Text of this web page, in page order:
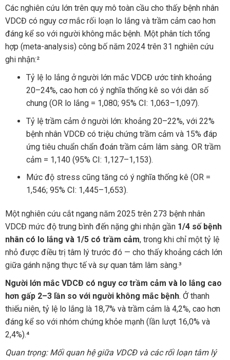
Các nghiên cứu lớn trên quy mô toàn cầu cho thấy bệnh nhân
VDCĐ có nguy cơ mắc rối loạn lo lắng và trầm cảm cao hơn
đáng kể so với người không mắc bệnh. Một phân tích tổng
hợp (meta-analysis) công bố năm 2024 trên 31 nghiên cứu
ghi nhận:²
Tỷ lệ lo lắng ở người lớn mắc VDCĐ ước tính khoảng
20–24%, cao hơn có ý nghĩa thống kê so với dân số
chung (OR lo lắng = 1,080; 95% CI: 1,063–1,097).
Tỷ lệ trầm cảm ở người lớn: khoảng 20–22%, với 22%
bệnh nhân VDCĐ có triệu chứng trầm cảm và 15% đáp
ứng tiêu chuẩn chẩn đoán trầm cảm lâm sàng. OR trầm
cảm = 1,140 (95% CI: 1,127–1,153).
Mức độ stress cũng tăng có ý nghĩa thống kê (OR =
1,546; 95% CI: 1,445–1,653).
Một nghiên cứu cắt ngang năm 2025 trên 273 bệnh nhân
VDCĐ mức độ trung bình đến nặng ghi nhận gần 1/4 số bệnh
nhân có lo lắng và 1/5 có trầm cảm, trong khi chỉ một tỷ lệ
nhỏ được điều trị tâm lý trước đó — cho thấy khoảng cách lớn
giữa gánh nặng thực tế và sự quan tâm lâm sàng.³
Người lớn mắc VDCĐ có nguy cơ trầm cảm và lo lắng cao
hơn gấp 2–3 lần so với người không mắc bệnh. Ở thanh
thiếu niên, tỷ lệ lo lắng là 18,7% và trầm cảm là 4,2%, cao hơn
đáng kể so với nhóm chứng khỏe mạnh (lần lượt 16,0% và
2,4%).⁴
Quan trọng: Mối quan hệ giữa VDCĐ và các rối loạn tâm lý